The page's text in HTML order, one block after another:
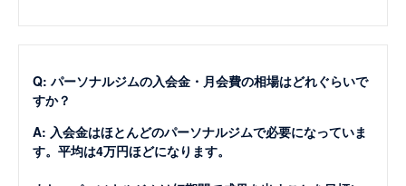
Q: パーソナルジムの入会金・月会費の相場はどれぐらいで
すか？
A: 入会金はほとんどのパーソナルジムで必要になっていま
す。平均は4万円ほどになります。